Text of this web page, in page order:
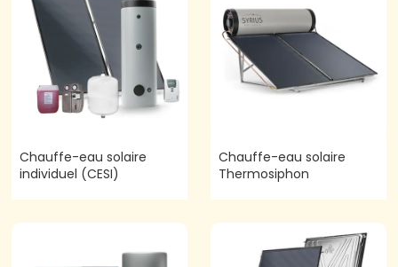
Chauffe-eau solaire
individuel (CESI)
Chauffe-eau solaire
Thermosiphon